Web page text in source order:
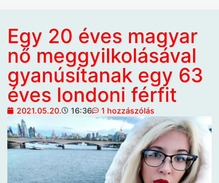
Egy 20 éves magyar
nő meggyilkolásával
gyanúsítanak egy 63
éves londoni férfit
2021.05.20. 16:36 1 hozzászólás